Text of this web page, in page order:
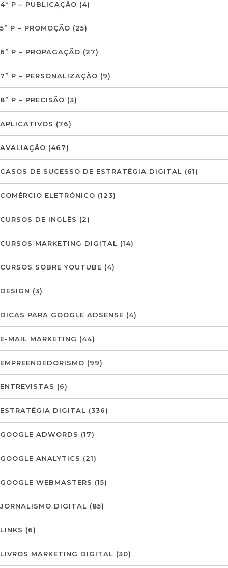
4º P – PUBLICAÇÃO (4)
5º P – PROMOÇÃO (25)
6º P – PROPAGAÇÃO (27)
7º P – PERSONALIZAÇÃO (9)
8º P – PRECISÃO (3)
APLICATIVOS (76)
AVALIAÇÃO (467)
CASOS DE SUCESSO DE ESTRATÉGIA DIGITAL (61)
COMÉRCIO ELETRÓNICO (123)
CURSOS DE INGLÊS (2)
CURSOS MARKETING DIGITAL (14)
CURSOS SOBRE YOUTUBE (4)
DESIGN (3)
DICAS PARA GOOGLE ADSENSE (4)
E-MAIL MARKETING (44)
EMPREENDEDORISMO (99)
ENTREVISTAS (6)
ESTRATÉGIA DIGITAL (336)
GOOGLE ADWORDS (17)
GOOGLE ANALYTICS (21)
GOOGLE WEBMASTERS (15)
JORNALISMO DIGITAL (85)
LINKS (6)
LIVROS MARKETING DIGITAL (30)